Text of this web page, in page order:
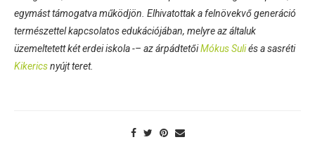
egymást támogatva működjön. Elhivatottak a felnövekvő generáció
természettel kapcsolatos edukációjában, melyre az általuk
üzemeltetett két erdei iskola -– az árpádtetőiMókus Suliés a sasréti
Kikericsnyújt teret.